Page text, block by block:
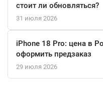
стоит ли обновляться?
31 июля 2026
iPhone 18 Pro: цена в
оформить предзаказ
29 июля 2026